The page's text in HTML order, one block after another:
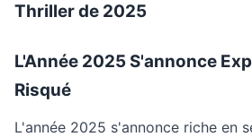
Thriller de 2025
L'Année 2025 S'annonce
Risqué
L'année 2025 s'annonce riche en